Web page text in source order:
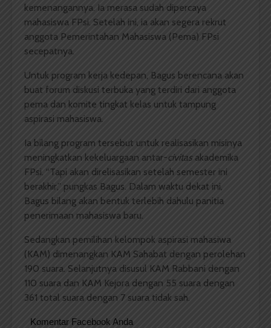
kemenangannya. Ia merasa sudah dipercaya
mahasiswa FPsi. Setelah ini, ia akan segera rekrut
anggota Pemerintahan Mahasiswa (Pema) FPsi
secepatnya.
Untuk program kerja kedepan, Bagus berencana akan
buat forum diskusi terbuka yang terdiri dari anggota
pema dan komite tingkat kelas untuk tampung
aspirasi mahasiswa.
Ia bilang program tersebut untuk realisasikan misinya
meningkatkan kekeluargaan antar-civitasakademika
FPsi. “Tapi akan direlisasikan setelah semester ini
berakhir,” pungkas Bagus. Dalam waktu dekat ini,
Bagus bilang akan bentuk terlebih dahulu panitia
penerimaan mahasiswa baru.
Sedangkan pemilihan kelompok aspirasi mahasiwa
(KAM) dimenangkan KAM Sahabat dengan perolehan
190 suara. Selanjutnya disusul KAM Rabbani dengan
110 suara dan KAM Kejora dengan 55 suara dengan
361 total suara dengan 7 suara tidak sah.
Komentar Facebook Anda